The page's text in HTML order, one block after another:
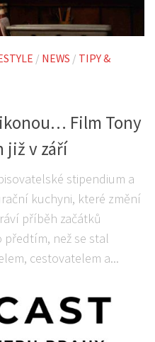
/ NEWS / TIPY &
Film Tony
již v září
stipendium a
kuchyni, které změní
příběh začátků
než se stal
cestovatelem a...